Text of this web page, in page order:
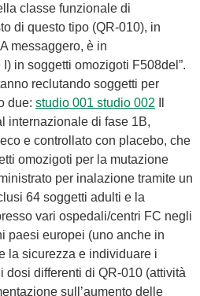
classe funzionale di
di questo tipo (QR-010), in
messaggero, è in
in soggetti omozigoti F508del”.
reclutando soggetti per
due: studio 001 studio 002
internazionale di fase 1B,
e controllato con placebo, che
omozigoti per la mutazione
per inalazione tramite un
64 soggetti adulti e la
vari ospedali/centri FC negli
paesi europei (uno anche in
la sicurezza e individuare i
dosi differenti di QR-010 (attività
sull’aumento delle